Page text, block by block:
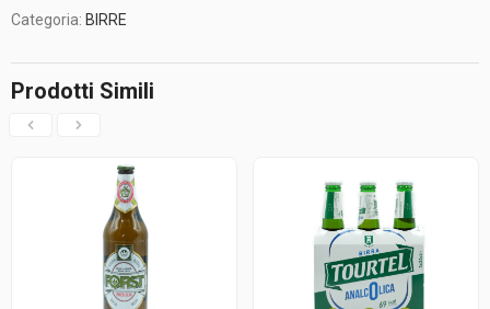
Categoria: BIRRE
Prodotti Simili